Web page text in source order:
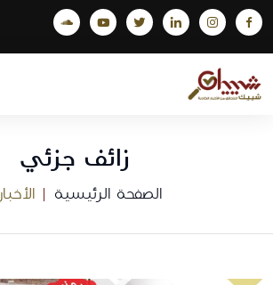
زائف جزئي
الصفحة الرئيسية الأخبار